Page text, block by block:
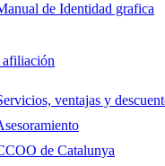
de Identidad grafica
afiliación
ventajas y
de Catalunya